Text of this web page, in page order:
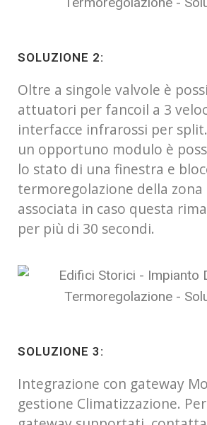
SOLUZIONE 2:
Oltre a singole valvole è
attuatori per fancoil a 3
interfacce infrarossi per
un opportuno modulo è
lo stato di una finestra e
termoregolazione della zona
associata in caso questa
per più di 30 secondi.
SOLUZIONE 3:
Integrazione con gateway
gestione Climatizzazione.